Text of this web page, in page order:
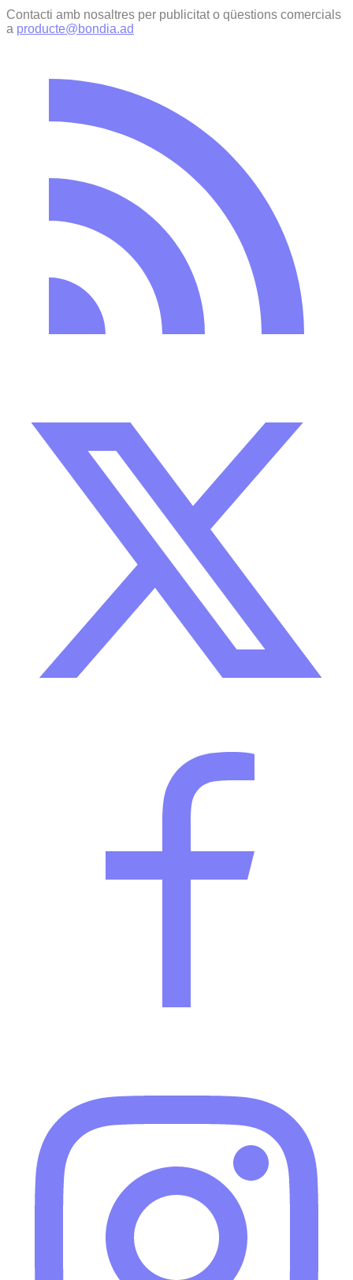
Contacti amb nosaltres per publicitat o qüestions comercials
a producte@bondia.ad